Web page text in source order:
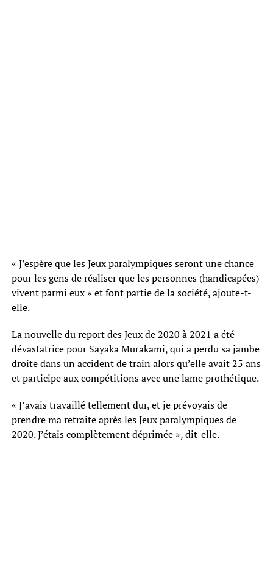
« J’espère que les Jeux paralympiques seront une chance
pour les gens de réaliser que les personnes (handicapées)
vivent parmi eux » et font partie de la société, ajoute-t-
elle.
La nouvelle du report des Jeux de 2020 à 2021 a été
dévastatrice pour Sayaka Murakami, qui a perdu sa jambe
droite dans un accident de train alors qu’elle avait 25 ans
et participe aux compétitions avec une lame prothétique.
« J’avais travaillé tellement dur, et je prévoyais de
prendre ma retraite après les Jeux paralympiques de
2020. J’étais complètement déprimée », dit-elle.